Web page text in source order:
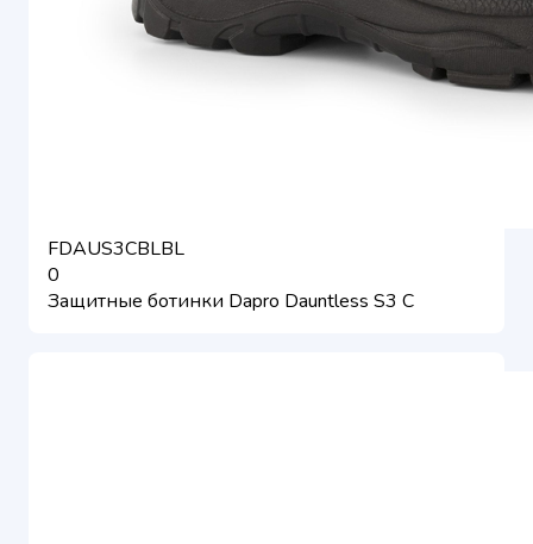
FDAUS3CBLBL
0
Защитные ботинки Dapro Dauntless S3 C